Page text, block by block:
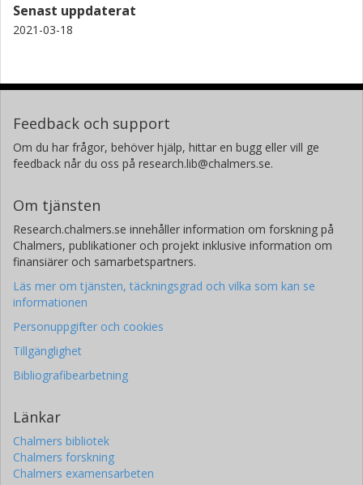
Senast uppdaterat
2021-03-18
Feedback och support
Om du har frågor, behöver hjälp, hittar en bugg eller vill ge
feedback når du oss på research.lib@chalmers.se.
Om tjänsten
Research.chalmers.se innehåller information om forskning på
Chalmers, publikationer och projekt inklusive information om
finansiärer och samarbetspartners.
Läs mer om tjänsten, täckningsgrad och vilka som kan se
informationen
Personuppgifter och cookies
Tillgänglighet
Bibliografibearbetning
Länkar
Chalmers bibliotek
Chalmers forskning
Chalmers examensarbeten